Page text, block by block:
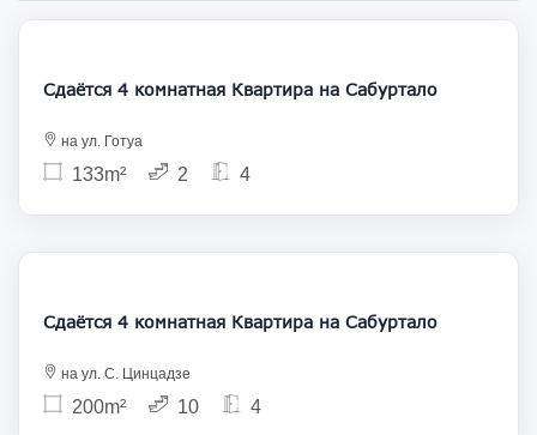
1 550
Сдаётся 4 комнатная Квартира на Сабуртало
на ул. Готуа
133m² 2 4
1 500
Сдаётся 4 комнатная Квартира на Сабуртало
на ул. С. Цинцадзе
200m² 10 4